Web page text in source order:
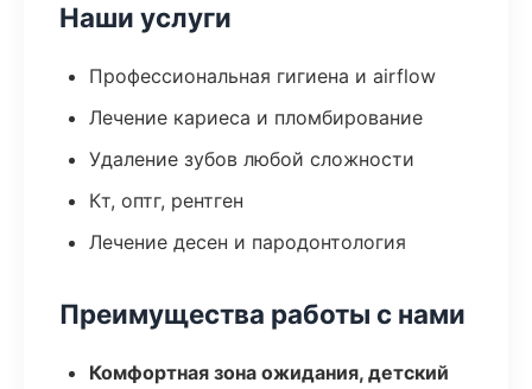
Наши услуги
Профессиональная гигиена и airflow
Лечение кариеса и пломбирование
Удаление зубов любой сложности
Кт, оптг, рентген
Лечение десен и пародонтология
Преимущества работы с нами
Комфортная зона ожидания, детский